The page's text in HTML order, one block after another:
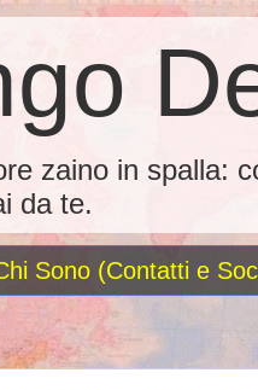
zaino in spalla:
da te.
Sono (Contatti e